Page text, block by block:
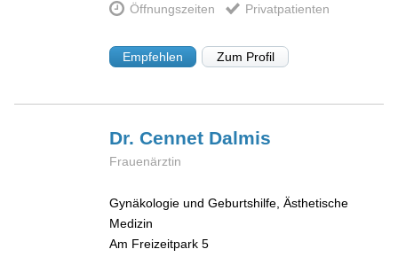
Öffnungszeiten Privatpatienten
Empfehlen Zum Profil
Dr. Cennet Dalmis
Frauenärztin
Gynäkologie und Geburtshilfe, Ästhetische
Medizin
Am Freizeitpark 5